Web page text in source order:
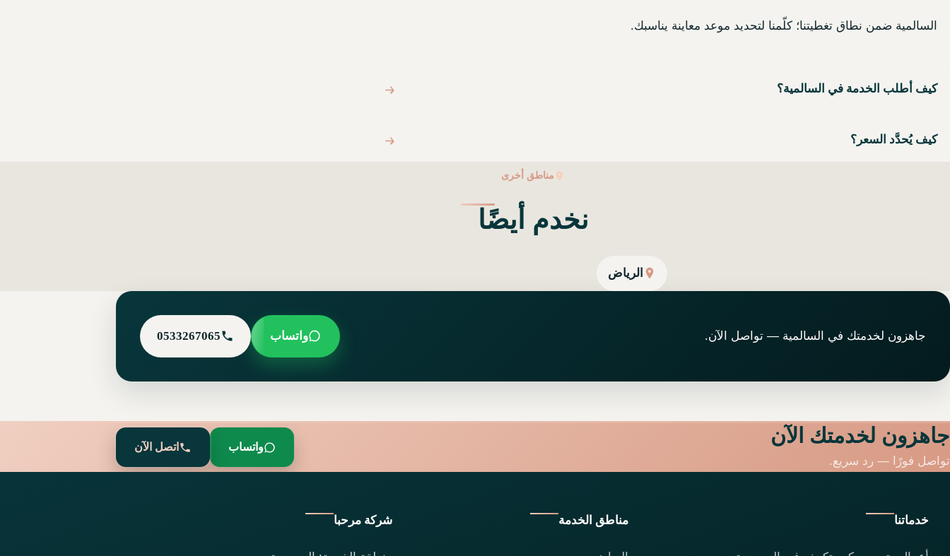
السالمية ضمن نطاق تغطيتنا؛ كلّمنا لتحديد موعد معاينة يناسبك.
كيف أطلب الخدمة في السالمية؟
كيف يُحدَّد السعر؟
مناطق أخرى
نخدم أيضًا
الرياض
جاهزون لخدمتك في السالمية — تواصل الآن. واتساب 0533267065
جاهزون لخدمتك الآن
تواصل فورًا — رد سريع.
واتساب اتصل الآن
خدماتنا مناطق الخدمة شركة مرحبا